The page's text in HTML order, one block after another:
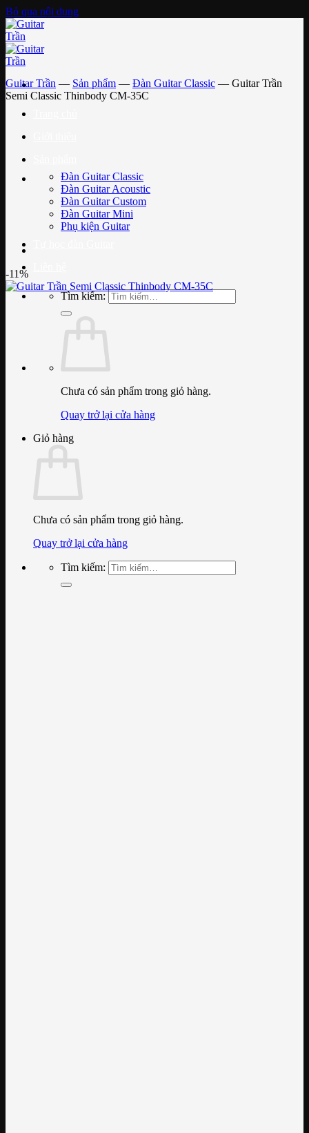
Bỏ qua nội dung
Đàn Guitar Classic
Đàn Guitar Acoustic
Đàn Guitar Custom
Đàn Guitar Mini
Phụ kiện Guitar
Tìm kiếm:
Chưa có sản phẩm trong giỏ hàng.
Quay trở lại cửa hàng
Giỏ hàng
Chưa có sản phẩm trong giỏ hàng.
Quay trở lại cửa hàng
Tìm kiếm:
Guitar Trần — Sản phẩm — Đàn Guitar Classic — Guitar Trần
Semi Classic Thinbody CM-35C
-11%